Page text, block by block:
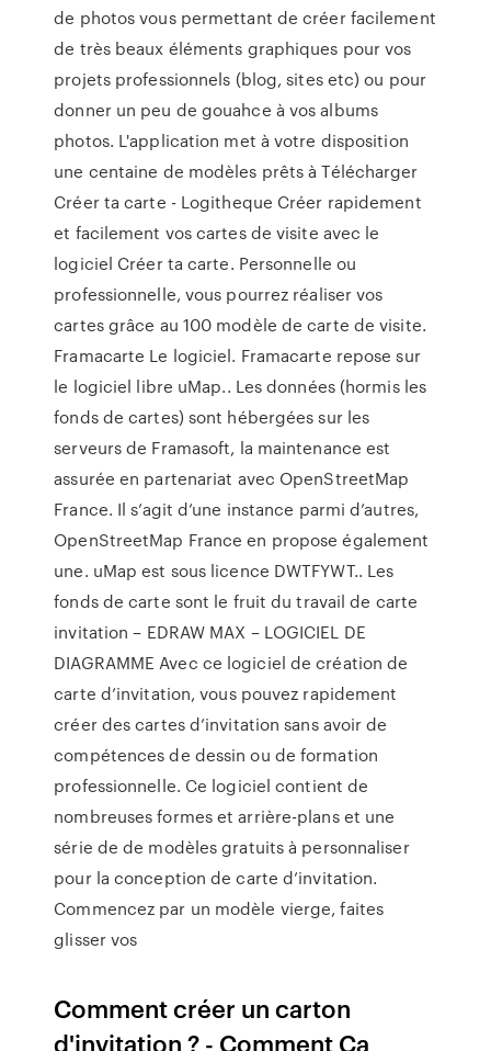
de photos vous permettant de créer facilement
de très beaux éléments graphiques pour vos
projets professionnels (blog, sites etc) ou pour
donner un peu de gouahce à vos albums
photos. L'application met à votre disposition
une centaine de modèles prêts à Télécharger
Créer ta carte - Logitheque Créer rapidement
et facilement vos cartes de visite avec le
logiciel Créer ta carte. Personnelle ou
professionnelle, vous pourrez réaliser vos
cartes grâce au 100 modèle de carte de visite.
Framacarte Le logiciel. Framacarte repose sur
le logiciel libre uMap.. Les données (hormis les
fonds de cartes) sont hébergées sur les
serveurs de Framasoft, la maintenance est
assurée en partenariat avec OpenStreetMap
France. Il s’agit d’une instance parmi d’autres,
OpenStreetMap France en propose également
une. uMap est sous licence DWTFYWT.. Les
fonds de carte sont le fruit du travail de carte
invitation – EDRAW MAX – LOGICIEL DE
DIAGRAMME Avec ce logiciel de création de
carte d’invitation, vous pouvez rapidement
créer des cartes d’invitation sans avoir de
compétences de dessin ou de formation
professionnelle. Ce logiciel contient de
nombreuses formes et arrière-plans et une
série de de modèles gratuits à personnaliser
pour la conception de carte d’invitation.
Commencez par un modèle vierge, faites
glisser vos
Comment créer un carton
d'invitation ? - Comment Ça